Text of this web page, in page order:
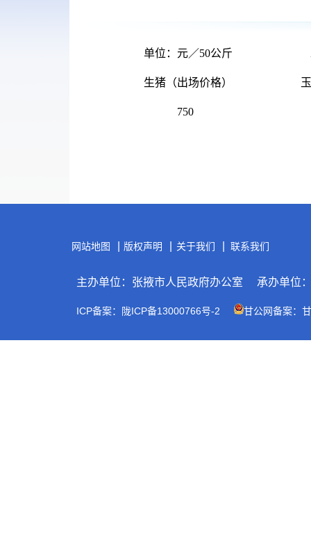
单位：元／50公斤
生猪（出场价格）
750
网站地图 版权声明 关于我们 联系我们
主办单位：张掖市人民政府办公室 承办单位
ICP备案：陇ICP备13000766号-2 甘公网备案：